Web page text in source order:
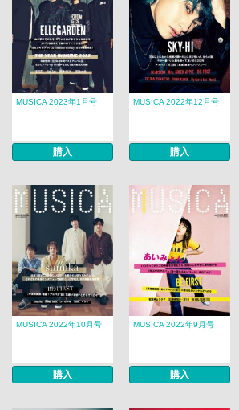
MUSICA 2023年1月号
購入
MUSICA 2022年12月号
購入
MUSICA 2022年10月号
購入
MUSICA 2022年9月号
購入